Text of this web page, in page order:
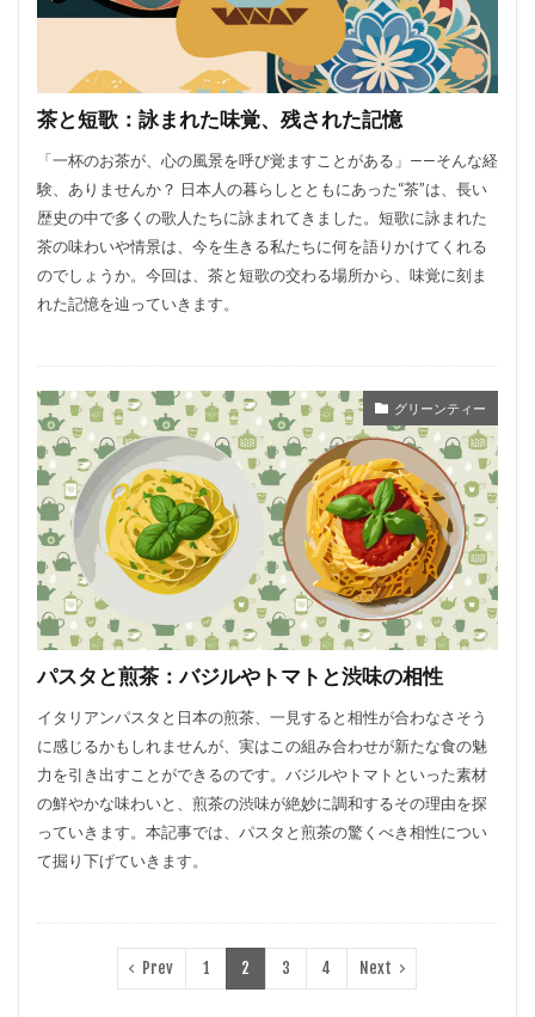
茶と短歌：詠まれた味覚、残された記憶
「一杯のお茶が、心の風景を呼び覚ますことがある」——そんな経
験、ありませんか？ 日本人の暮らしとともにあった“茶”は、長い
歴史の中で多くの歌人たちに詠まれてきました。短歌に詠まれた
茶の味わいや情景は、今を生きる私たちに何を語りかけてくれる
のでしょうか。今回は、茶と短歌の交わる場所から、味覚に刻ま
れた記憶を辿っていきます。
グリーンティー
パスタと煎茶：バジルやトマトと渋味の相性
イタリアンパスタと日本の煎茶、一見すると相性が合わなさそう
に感じるかもしれませんが、実はこの組み合わせが新たな食の魅
力を引き出すことができるのです。バジルやトマトといった素材
の鮮やかな味わいと、煎茶の渋味が絶妙に調和するその理由を探
っていきます。本記事では、パスタと煎茶の驚くべき相性につい
て掘り下げていきます。
Prev 1 2 3 4 Next